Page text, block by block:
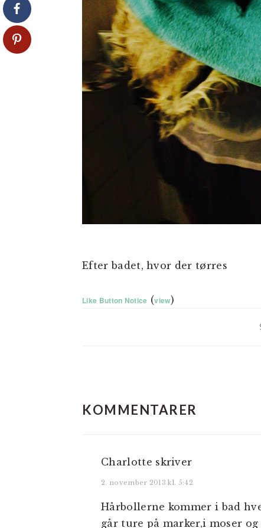
Efter badet, hvor der tørres
Like Button Notice (view)
KOMMENTARER
Charlotte skriver
2. november 2013 kl. 5:42
Hårbollerne kommer i bad
går ture på marker,i moser